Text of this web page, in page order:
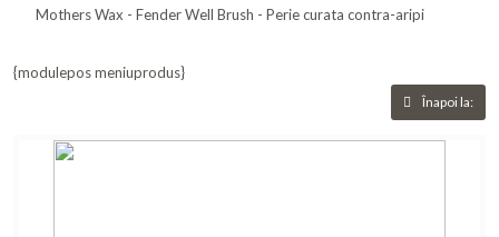
Mothers Wax - Fender Well Brush - Perie curata contra-aripi
{modulepos meniuprodus}
Înapoi la: